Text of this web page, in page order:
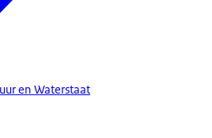
en Waterstaat